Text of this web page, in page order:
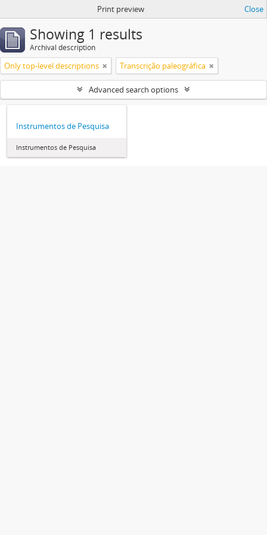
Print preview Close
Showing 1 results
Archival description
Only top-level descriptions Transcrição paleográfica
Advanced search options
Instrumentos de Pesquisa
Instrumentos de Pesquisa